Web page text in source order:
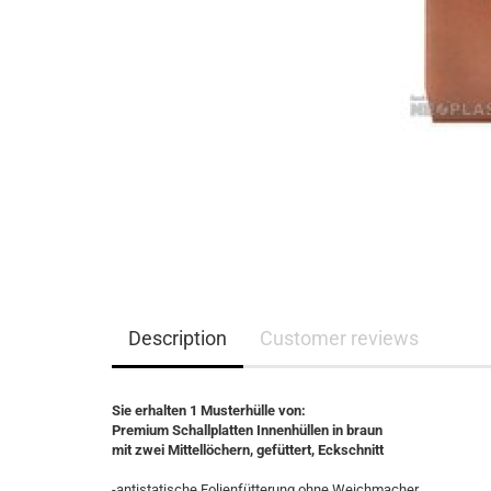
Description Customer reviews
Sie erhalten 1 Musterhülle von:
Premium Schallplatten Innenhüllen in braun
mit zwei Mittellöchern, gefüttert, Eckschnitt